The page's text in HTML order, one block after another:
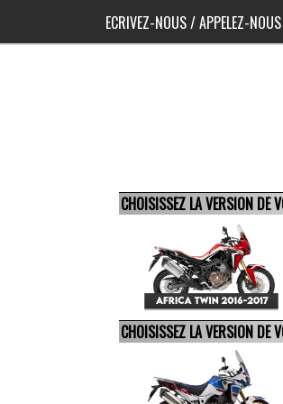
ECRIVEZ-NOUS/ APPELEZ-
CHOISISSEZ LA VERSION DE
CHOISISSEZ LA VERSION DE